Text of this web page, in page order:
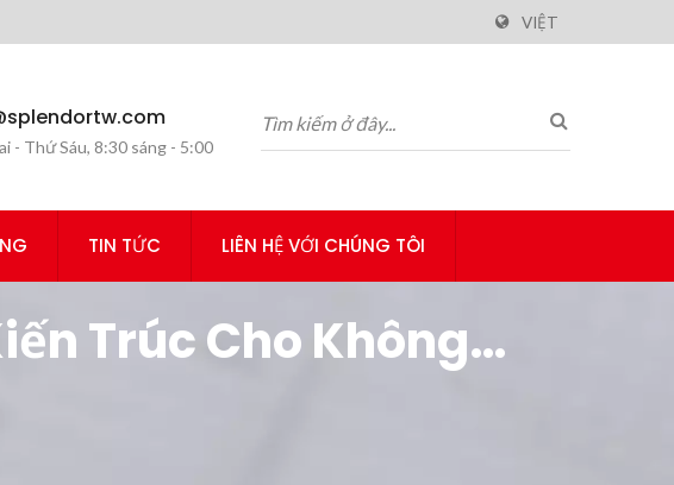
VIỆT
- Thứ Sáu, 8:30 sáng - 5:00
TIN TỨC LIÊN HỆ VỚI CHÚNG TÔI
​​trúc Cho Không